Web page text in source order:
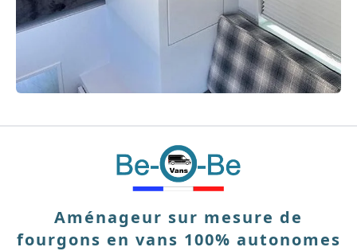
Aménageur sur mesure de
fourgons en vans 100% autonomes